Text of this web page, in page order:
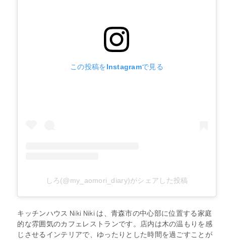
この投稿をInstagramで見る
しろ(@my_aomori_diary)がシェアした投稿
キッチンハウス Niki Niki は、青森市の中心部に位置する家庭
的な雰囲気のカフェレストランです。店内は木の温もりを感
じさせるインテリアで、ゆったりとした時間を過ごすことが